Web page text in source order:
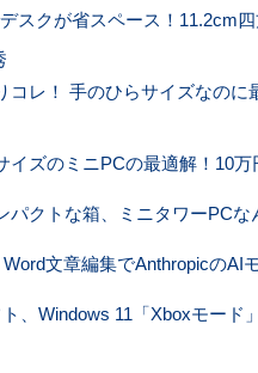
スクが省スペース！11.2cm
コレ！ 手のひらサイズなのに
イズのミニPCの最適解！10万
パクトな箱、ミニタワーPCな
文章編集でAnthropicのAI
、Windows 11「Xboxモー